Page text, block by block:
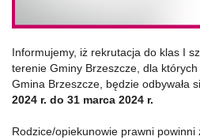
Informujemy, iż rekrutacja do klas I
terenie Gminy Brzeszcze, dla
Gmina Brzeszcze, będzie odbywała
2024 r. do 31 marca 2024 r.
Rodzice/opiekunowie prawni powinni